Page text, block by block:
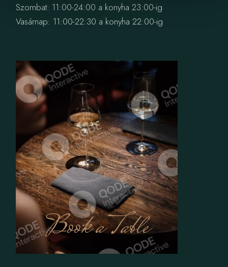
Szombat: 11:00-24:00 a konyha 23:00-ig
Vasárnap: 11:00-22:30 a konyha 22:00-ig
Book a Table